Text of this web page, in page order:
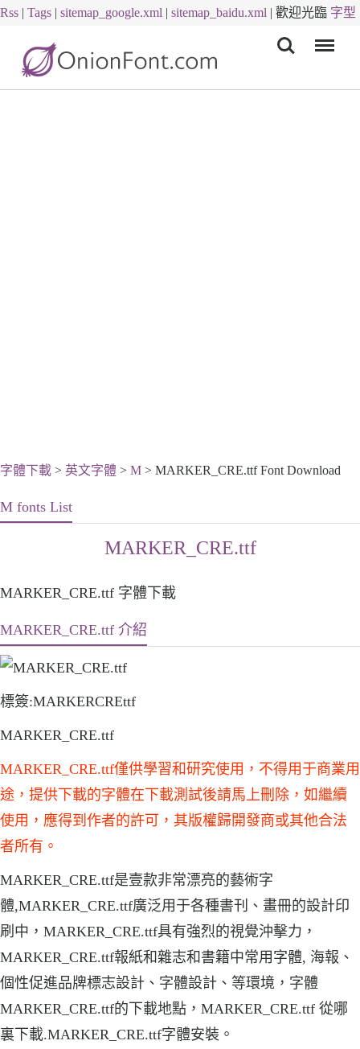
Rss | Tags | sitemap_google.xml | sitemap_baidu.xml | 歡迎光臨 字型
字體下載 > 英文字體 > M > MARKER_CRE.ttf Font Download
M fonts List
MARKER_CRE.ttf
MARKER_CRE.ttf 字體下載
MARKER_CRE.ttf 介紹
標簽:MARKERCREttf
MARKER_CRE.ttf
MARKER_CRE.ttf僅供學習和研究使用，不得用于商業用
途，提供下載的字體在下載測試後請馬上刪除，如繼續
使用，應得到作者的許可，其版權歸開發商或其他合法
者所有。
MARKER_CRE.ttf是壹款非常漂亮的藝術字
體,MARKER_CRE.ttf廣泛用于各種書刊、畫冊的設計印
刷中，MARKER_CRE.ttf具有強烈的視覺沖擊力，
MARKER_CRE.ttf報紙和雜志和書籍中常用字體, 海報、
個性促進品牌標志設計、字體設計、等環境，字體
MARKER_CRE.ttf的下載地點，MARKER_CRE.ttf 從哪
裏下載.MARKER_CRE.ttf字體安裝。